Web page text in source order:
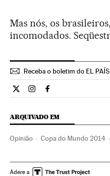
Mas nós, os
incomodados.
Receba o boletim do EL
Opiniao El País Brasil en
Opiniao El País Brasil
Opiniao El País
ARQUIVADO EM
Opinião Copa do Mundo 2014
Competições América
Adere a